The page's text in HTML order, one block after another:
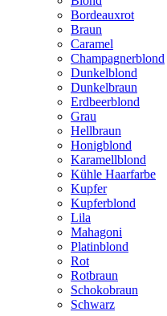
Bordeauxrot
Braun
Caramel
Champagnerblond
Dunkelblond
Dunkelbraun
Erdbeerblond
Grau
Hellbraun
Honigblond
Karamellblond
Kühle Haarfarbe
Kupfer
Kupferblond
Lila
Mahagoni
Platinblond
Rot
Rotbraun
Schokobraun
Schwarz